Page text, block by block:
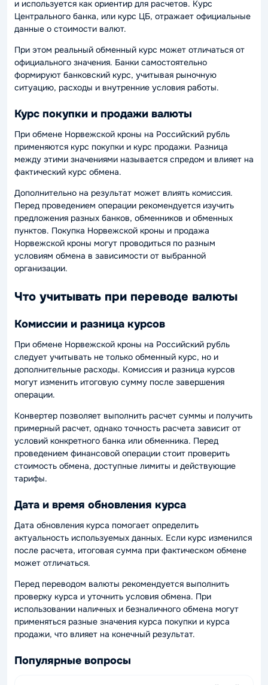
и используется как ориентир для расчетов. Курс
Центрального банка, или курс ЦБ, отражает официальные
данные о стоимости валют.
При этом реальный обменный курс может отличаться от
официального значения. Банки самостоятельно
формируют банковский курс, учитывая рыночную
ситуацию, расходы и внутренние условия работы.
Курс покупки и продажи валюты
При обмене Норвежской кроны на Российский рубль
применяются курс покупки и курс продажи. Разница
между этими значениями называется спредом и влияет на
фактический курс обмена.
Дополнительно на результат может влиять комиссия.
Перед проведением операции рекомендуется изучить
предложения разных банков, обменников и обменных
пунктов. Покупка Норвежской кроны и продажа
Норвежской кроны могут проводиться по разным
условиям обмена в зависимости от выбранной
организации.
Что учитывать при переводе валюты
Комиссии и разница курсов
При обмене Норвежской кроны на Российский рубль
следует учитывать не только обменный курс, но и
дополнительные расходы. Комиссия и разница курсов
могут изменить итоговую сумму после завершения
операции.
Конвертер позволяет выполнить расчет суммы и получить
примерный расчет, однако точность расчета зависит от
условий конкретного банка или обменника. Перед
проведением финансовой операции стоит проверить
стоимость обмена, доступные лимиты и действующие
тарифы.
Дата и время обновления курса
Дата обновления курса помогает определить
актуальность используемых данных. Если курс изменился
после расчета, итоговая сумма при фактическом обмене
может отличаться.
Перед переводом валюты рекомендуется выполнить
проверку курса и уточнить условия обмена. При
использовании наличных и безналичного обмена могут
применяться разные значения курса покупки и курса
продажи, что влияет на конечный результат.
Популярные вопросы